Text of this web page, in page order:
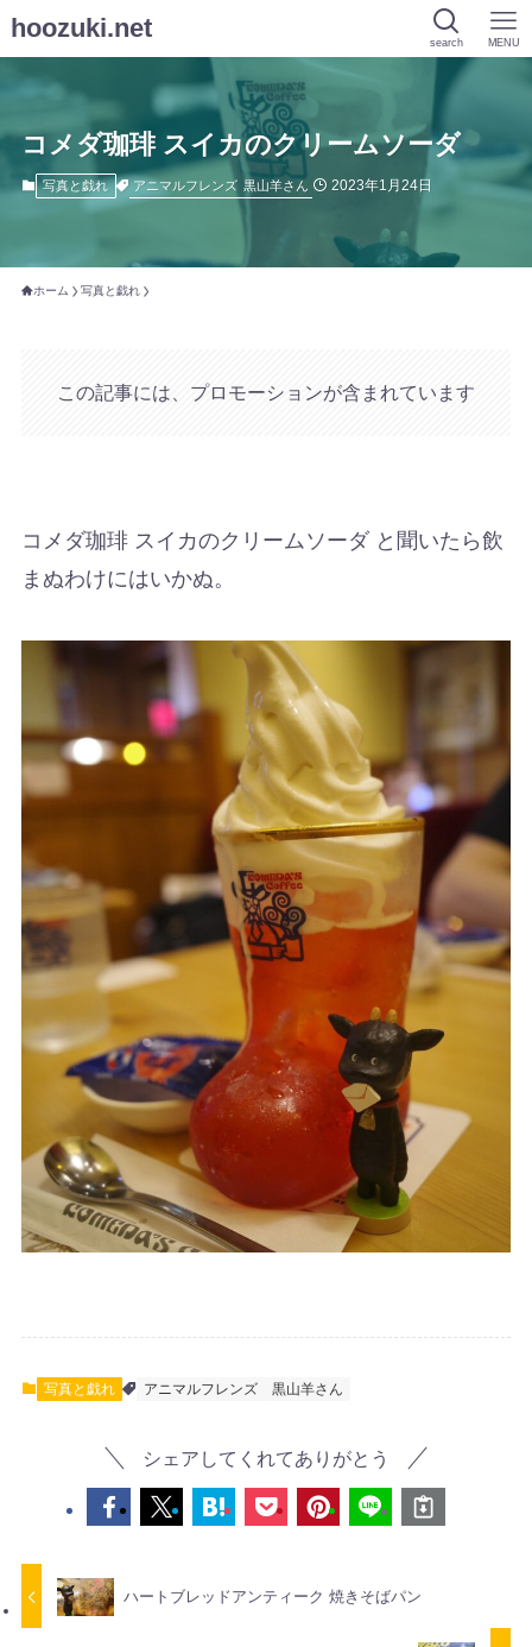
hoozuki.net search MENU
コメダ珈琲 スイカのクリームソーダ
写真と戯れ アニマルフレンズ 黒山羊さん 2023年1月24日
ホーム 写真と戯れ
この記事には、プロモーションが含まれています
コメダ珈琲 スイカのクリームソーダ と聞いたら飲
まぬわけにはいかぬ。
写真と戯れ アニマルフレンズ 黒山羊さん
シェアしてくれてありがとう
ハートブレッドアンティーク 焼きそばパン